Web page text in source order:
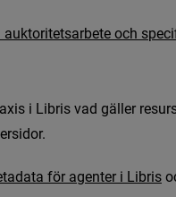
auktoritetsarbete och speci
i Libris vad gäller
tadata för agenter i Libris